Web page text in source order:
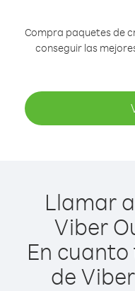
Compra paquetes de
conseguir las
Llamar
Viber
En
de